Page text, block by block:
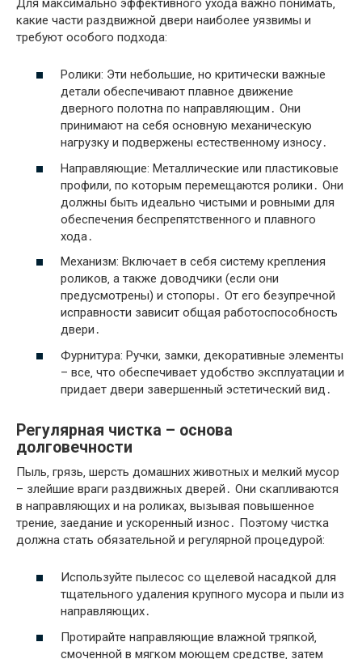
какие части раздвижной двери наиболее уязвимы и
требуют особого подхода:
Ролики: Эти небольшие‚ но критически важные
детали обеспечивают плавное движение
дверного полотна по направляющим․ Они
принимают на себя основную механическую
нагрузку и подвержены естественному износу․
Направляющие: Металлические или пластиковые
профили‚ по которым перемещаются ролики․ Они
должны быть идеально чистыми и ровными для
обеспечения беспрепятственного и плавного
хода․
Механизм: Включает в себя систему крепления
роликов‚ а также доводчики (если они
предусмотрены) и стопоры․ От его безупречной
исправности зависит общая работоспособность
двери․
Фурнитура: Ручки‚ замки‚ декоративные элементы
– все‚ что обеспечивает удобство эксплуатации и
придает двери завершенный эстетический вид․
Регулярная чистка – основа
долговечности
Пыль‚ грязь‚ шерсть домашних животных и мелкий мусор
– злейшие враги раздвижных дверей․ Они скапливаются
в направляющих и на роликах‚ вызывая повышенное
трение‚ заедание и ускоренный износ․ Поэтому чистка
должна стать обязательной и регулярной процедурой:
Используйте пылесос со щелевой насадкой для
тщательного удаления крупного мусора и пыли из
направляющих․
Протирайте направляющие влажной тряпкой‚
смоченной в мягком моющем средстве‚ затем